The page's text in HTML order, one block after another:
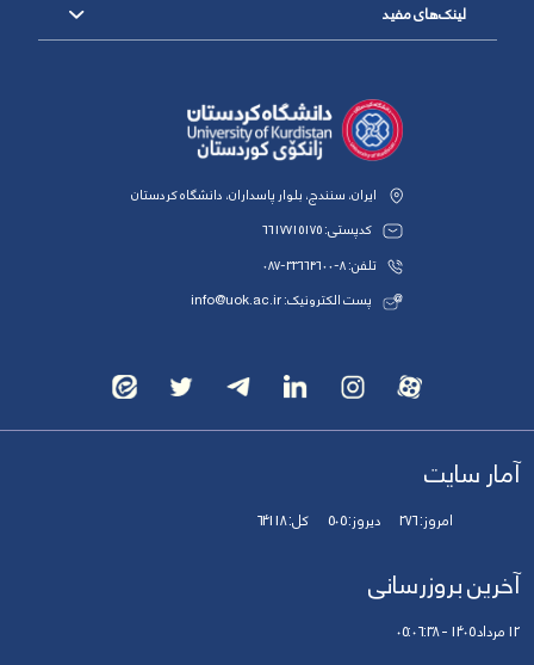
لینک‌های مفید
ایران، سنندج، بلوار پاسداران، دانشگاه کردستان
کدپستی: 6617715175
تلفن: 8-33664600-087
پست الکترونیک: info@uok.ac.ir
آمار سایت
امروز:276 دیروز:505 کل:64118
آخرین بروزرسانی
12 مرداد 1405 - 05:06:38